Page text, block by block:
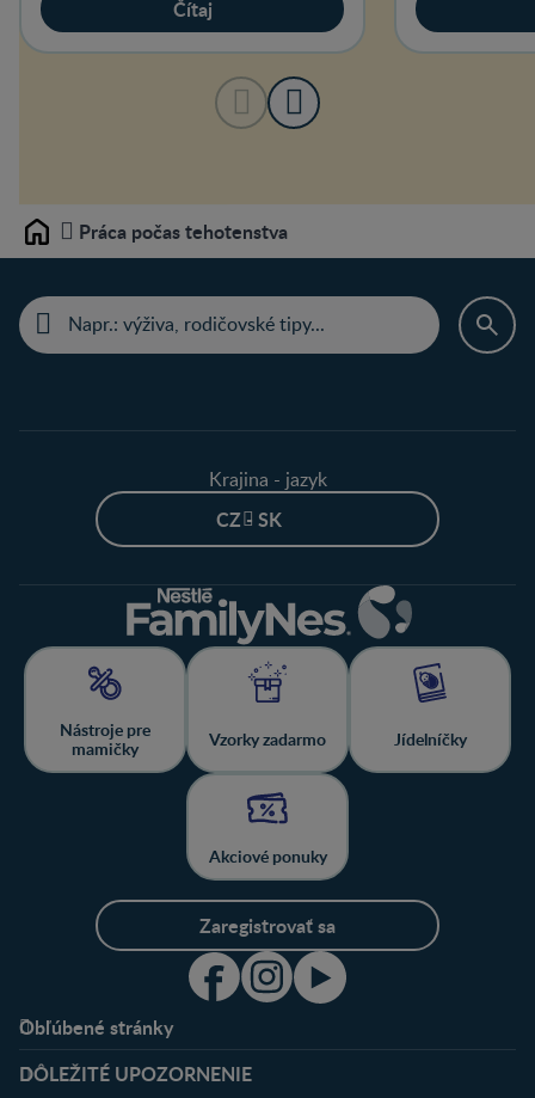
Čítaj
Home Práca počas tehotenstva
Krajina - jazyk
CZ - SK
Nástroje pre
mamičky
Vzorky zadarmo Jídelníčky
Akciové ponuky
Zaregistrovať sa
Obľúbené stránky
Výhody členstva
DÔLEŽITÉ UPOZORNENIE